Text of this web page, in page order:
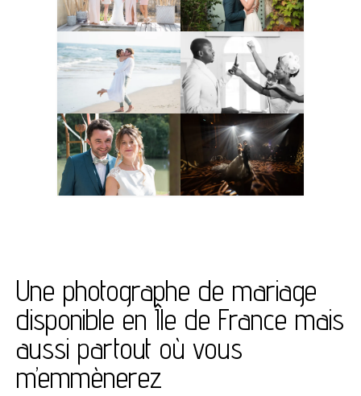
Une photographe de mariage
disponible en Île de France mais
aussi partout où vous
m’emmènerez